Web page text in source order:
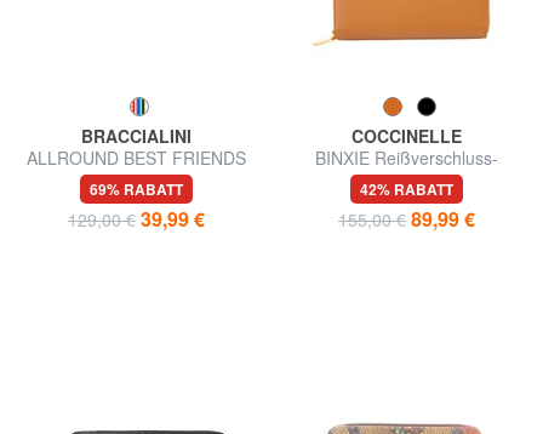
BRACCIALINI
ALLROUND BEST FRIENDS
Kompakte Geldbörse mit
Reißverschluss
69% RABATT
129,00 € 39,99 €
COCCINELLE
BINXIE Reißverschluss-
Geldbörse
42% RABATT
155,00 € 89,99 €